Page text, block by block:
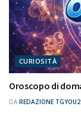
CURIOSITÀ
Oroscopo di
DA REDAZIONE